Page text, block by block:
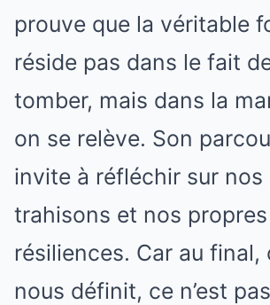
prouve que la véritable
réside pas dans le fait
tomber, mais dans la
on se relève. Son
invite à réfléchir sur nos
trahisons et nos propres
résiliences. Car au final,
nous définit, ce n’est